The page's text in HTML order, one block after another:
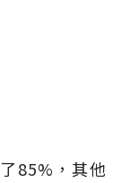
85%，其他